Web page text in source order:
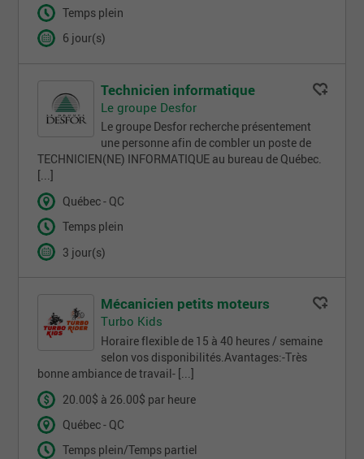
Temps plein
6 jour(s)
Technicien informatique
Le groupe Desfor
Le groupe Desfor recherche présentement
une personne afin de combler un poste de
TECHNICIEN(NE) INFORMATIQUE au bureau de Québec.
[...]
Québec - QC
Temps plein
3 jour(s)
Mécanicien petits moteurs
Turbo Kids
Horaire flexible de 15 à 40 heures / semaine
selon vos disponibilités.Avantages:-Très
bonne ambiance de travail- [...]
20.00$ à 26.00$ par heure
Québec - QC
Temps plein/Temps partiel